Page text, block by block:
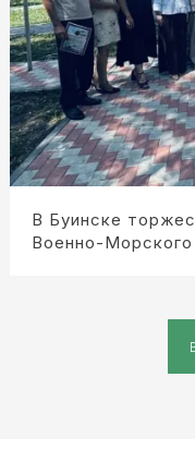
В Буинске
Военно-